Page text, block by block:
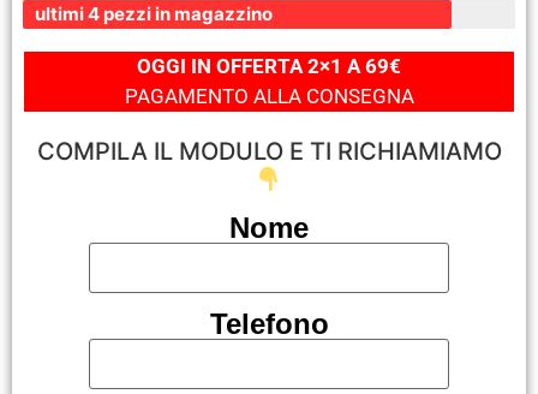
ultimi 4 pezzi in magazzino
OGGI IN OFFERTA 2×1 A 69€
PAGAMENTO ALLA CONSEGNA
COMPILA IL MODULO E TI RICHIAMIAMO
Nome
Telefono